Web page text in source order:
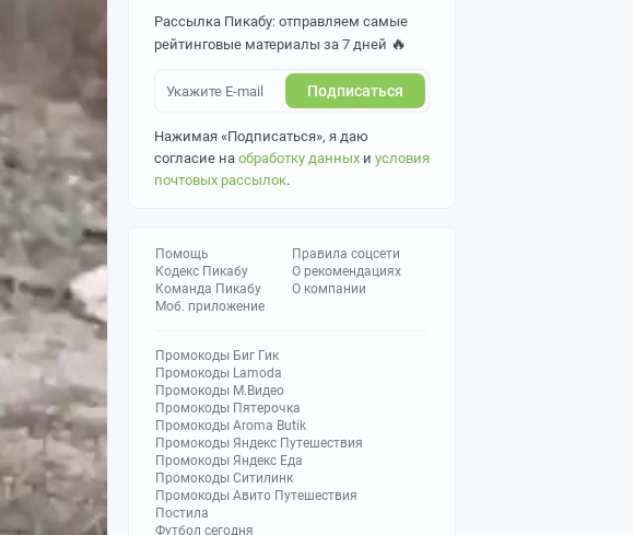
Рассылка Пикабу: отправляем самые
рейтинговые материалы за 7 дней 🔥
Подписаться
Нажимая «Подписаться», я даю
согласие на обработку данных и условия
почтовых рассылок.
Помощь
Кодекс Пикабу
Команда Пикабу
Моб. приложение
Правила соцсети
О рекомендациях
О компании
Промокоды Биг Гик
Промокоды Lamoda
Промокоды М.Видео
Промокоды Пятерочка
Промокоды Aroma Butik
Промокоды Яндекс Путешествия
Промокоды Яндекс Еда
Промокоды Ситилинк
Промокоды Авито Путешествия
Постила
Футбол сегодня